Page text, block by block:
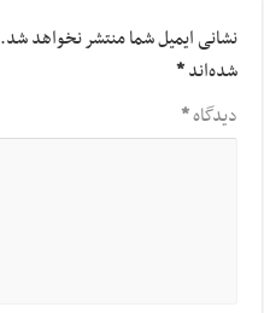
نشانی ایمیل شما منتشر نخواهد شد.
شده‌اند*
دیدگاه*